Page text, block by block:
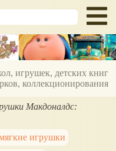
игрушек, детских книг
коллекционирования
Макдоналдс:
игрушки